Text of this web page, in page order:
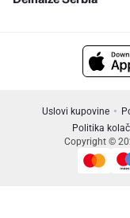
Uslovi kupovine
Politika
Copyright ©